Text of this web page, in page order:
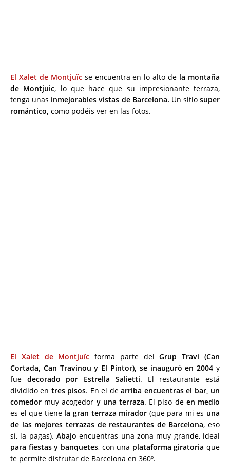
El Xalet de Montjuïcse encuentra en lo alto de la montaña
de Montjuic, lo que hace que su impresionante terraza,
tenga unas inmejorables vistas de Barcelona. Un sitio super
romántico, como podéis ver en las fotos.
El Xalet de Montjuïc forma parte delGrup Travi (Can
Cortada, Can Travinou y El Pintor), se inauguró en 2004 y
fue decorado por Estrella Salietti. El restaurante está
dividido en tres pisos. En el dearriba encuentras el bar, un
comedor muy acogedor y una terraza. El piso de en medio
es el que tiene la gran terraza mirador (que para mi es una
de las mejores terrazas de restaurantes de Barcelona, eso
sí, la pagas). Abajo encuentras una zona muy grande, ideal
para fiestas y banquetes, con una plataforma giratoria que
te permite disfrutar de Barcelona en 360º.